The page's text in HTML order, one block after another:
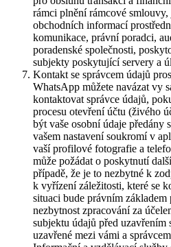
rámci plnění rámcové
obchodních informací
komunikace, právní poradci,
poradenské společnosti,
subjekty poskytující servery a
Kontakt se správcem údajů
WhatsApp můžete navázat vy
kontaktovat správce údajů,
procesu otevření účtu (živého
být vaše osobní údaje předány
vašem nastavení soukromí v
vaší profilové fotografie a
může požádat o poskytnutí
případě, že je to nezbytné k
k vyřízení záležitosti, které se
situaci bude právním základem
nezbytnost zpracování za
subjektu údajů před
uzavřené mezi vámi a